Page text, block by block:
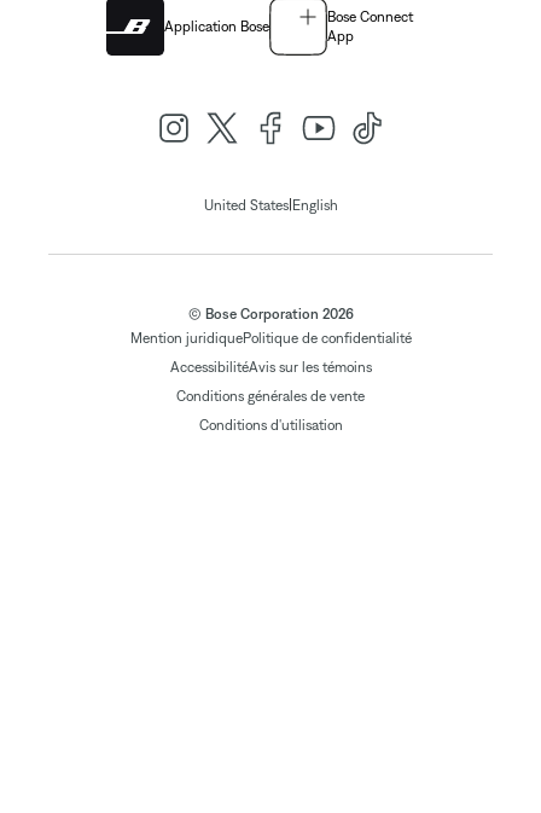
Application Bose
Bose Connect
App
United States| English
© Bose Corporation 2026
Mention juridiquePolitique de confidentialité
AccessibilitéAvis sur les témoins
Conditions générales de vente
Conditions d'utilisation